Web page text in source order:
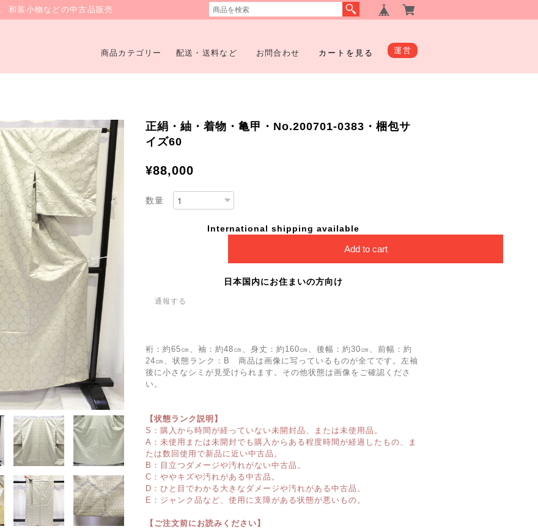
和装小物などの中古品販売
商品カテゴリー 配送・送料など お問合わせ カートを見る 運営
正絹・紬・着物・亀甲・No.200701-0383・梱包サ
イズ60
¥88,000
数量
International shipping available
Add to cart
日本国内にお住まいの方向け
通報する
裄：約65㎝、袖：約48㎝、身丈：約160㎝、後幅：約30㎝、前幅：約
24㎝、状態ランク：B 商品は画像に写っているものが全てです。左袖
後に小さなシミが見受けられます。その他状態は画像をご確認くださ
い。
【状態ランク説明】
S：購入から時間が経っていない未開封品、または未使用品。
A：未使用または未開封でも購入からある程度時間が経過したもの、ま
たは数回使用で新品に近い中古品。
B：目立つダメージや汚れがない中古品。
C：ややキズや汚れがある中古品。
D：ひと目でわかる大きなダメージや汚れがある中古品。
E：ジャンク品など、使用に支障がある状態が悪いもの。
【ご注文前にお読みください】